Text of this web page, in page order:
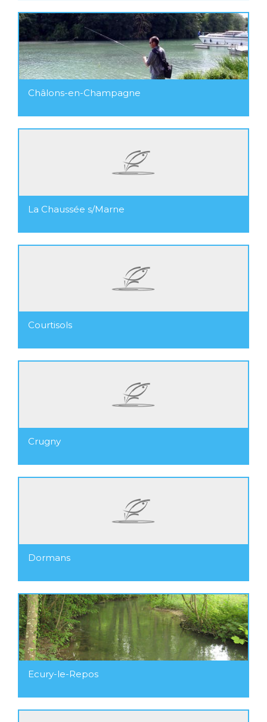
Châlons-en-Champagne
La Chaussée s/Marne
Courtisols
Crugny
Dormans
Ecury-le-Repos